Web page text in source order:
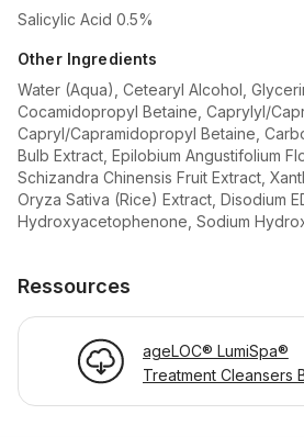
Salicylic Acid 0.5%
Other Ingredients
Water (Aqua), Cetearyl Alcohol,
Cocamidopropyl Betaine, Caprylyl/
Capryl/Capramidopropyl Betaine,
Bulb Extract, Epilobium Angustifolium
Schizandra Chinensis Fruit Extract,
Oryza Sativa (Rice) Extract, Disodium
Hydroxyacetophenone, Sodium
Ressources
ageLOC® LumiSpa®
Treatment Cleansers